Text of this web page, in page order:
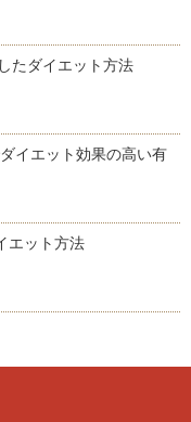
たダイエット方法
イエット効果の高い有
エット方法